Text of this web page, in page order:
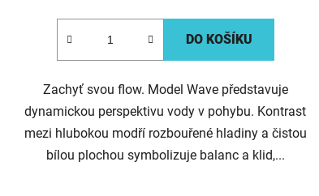
DO KOŠÍKU
Zachyť svou flow. Model Wave představuje
dynamickou perspektivu vody v pohybu. Kontrast
mezi hlubokou modří rozbouřené hladiny a čistou
bílou plochou symbolizuje balanc a klid,...